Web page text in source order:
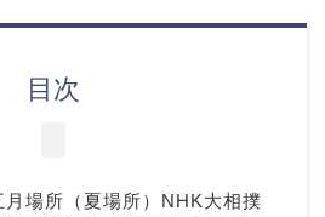
目次
場所（夏場所）NHK大相撲